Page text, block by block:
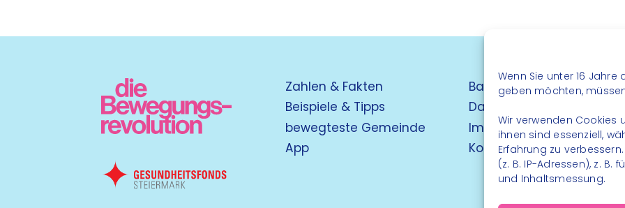
Wenn Sie unter 16
geben möchten,
Wir verwenden Cookies
ihnen sind essenziell,
Erfahrung zu
(z. B. IP-Adressen), z.
und Inhaltsmessung.
Zahlen & Fakten
Beispiele & Tipps
bewegteste Gemeinde
App
Barrierefreiheit
Datenschutz
Impressum
Kontakt